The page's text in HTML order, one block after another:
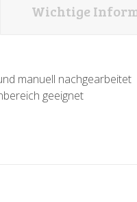
Wichtige
manuell nachgearbeitet
geeignet